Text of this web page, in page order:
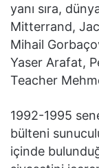
yanı sıra,
Mitterrand,
Mihail
Yaser Arafat,
Teacher
1992-1995
bülteni
içinde